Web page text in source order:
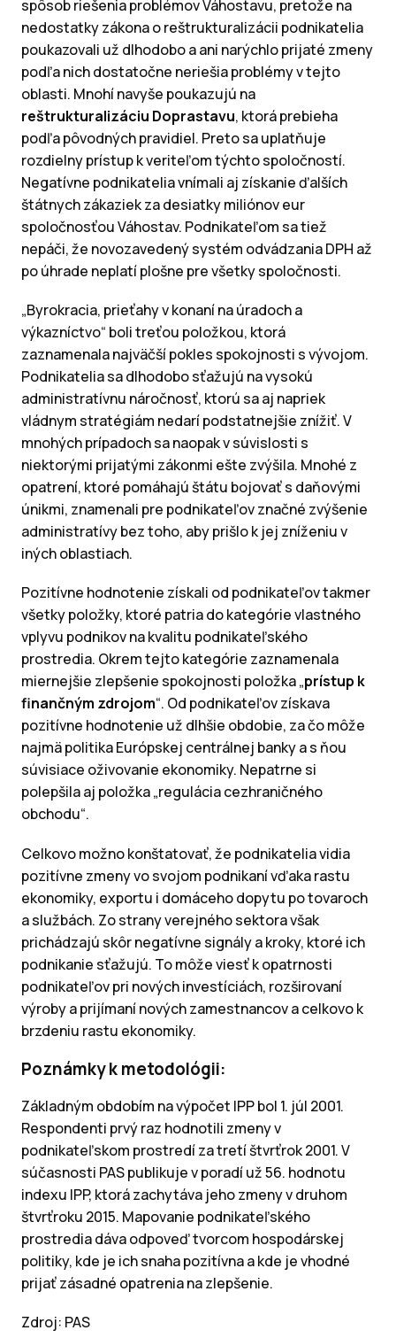
spôsob riešenia problémov Váhostavu, pretože na
nedostatky zákona o reštrukturalizácii podnikatelia
poukazovali už dlhodobo a ani narýchlo prijaté zmeny
podľa nich dostatočne neriešia problémy v tejto
oblasti. Mnohí navyše poukazujú na
reštrukturalizáciu Doprastavu, ktorá prebieha
podľa pôvodných pravidiel. Preto sa uplatňuje
rozdielny prístup k veriteľom týchto spoločností.
Negatívne podnikatelia vnímali aj získanie ďalších
štátnych zákaziek za desiatky miliónov eur
spoločnosťou Váhostav. Podnikateľom sa tiež
nepáči, že novozavedený systém odvádzania DPH až
po úhrade neplatí plošne pre všetky spoločnosti.
„Byrokracia, prieťahy v konaní na úradoch a
výkazníctvo“ boli treťou položkou, ktorá
zaznamenala najväčší pokles spokojnosti s vývojom.
Podnikatelia sa dlhodobo sťažujú na vysokú
administratívnu náročnosť, ktorú sa aj napriek
vládnym stratégiám nedarí podstatnejšie znížiť. V
mnohých prípadoch sa naopak v súvislosti s
niektorými prijatými zákonmi ešte zvýšila. Mnohé z
opatrení, ktoré pomáhajú štátu bojovať s daňovými
únikmi, znamenali pre podnikateľov značné zvýšenie
administratívy bez toho, aby prišlo k jej zníženiu v
iných oblastiach.
Pozitívne hodnotenie získali od podnikateľov takmer
všetky položky, ktoré patria do kategórie vlastného
vplyvu podnikov na kvalitu podnikateľského
prostredia. Okrem tejto kategórie zaznamenala
miernejšie zlepšenie spokojnosti položka „prístup k
finančným zdrojom“. Od podnikateľov získava
pozitívne hodnotenie už dlhšie obdobie, za čo môže
najmä politika Európskej centrálnej banky a s ňou
súvisiace oživovanie ekonomiky. Nepatrne si
polepšila aj položka „regulácia cezhraničného
obchodu“.
Celkovo možno konštatovať, že podnikatelia vidia
pozitívne zmeny vo svojom podnikaní vďaka rastu
ekonomiky, exportu i domáceho dopytu po tovaroch
a službách. Zo strany verejného sektora však
prichádzajú skôr negatívne signály a kroky, ktoré ich
podnikanie sťažujú. To môže viesť k opatrnosti
podnikateľov pri nových investíciách, rozširovaní
výroby a prijímaní nových zamestnancov a celkovo k
brzdeniu rastu ekonomiky.
Poznámky k metodológii:
Základným obdobím na výpočet IPP bol 1. júl 2001.
Respondenti prvý raz hodnotili zmeny v
podnikateľskom prostredí za tretí štvrťrok 2001. V
súčasnosti PAS publikuje v poradí už 56. hodnotu
indexu IPP, ktorá zachytáva jeho zmeny v druhom
štvrťroku 2015. Mapovanie podnikateľského
prostredia dáva odpoveď tvorcom hospodárskej
politiky, kde je ich snaha pozitívna a kde je vhodné
prijať zásadné opatrenia na zlepšenie.
Zdroj: PAS